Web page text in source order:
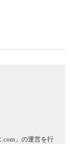
.com 」の運営を行